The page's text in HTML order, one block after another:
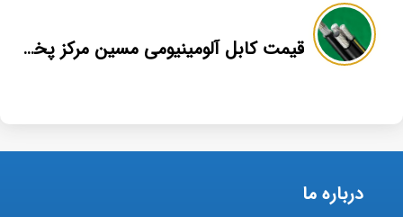
قیمت کابل آلومینیومی مسین مرکز پخش
درباره ما